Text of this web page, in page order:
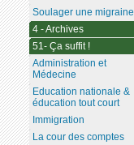
Soulager une migraine
4 - Archives
51- Ça suffit !
Administration et
Médecine
Education nationale &
éducation tout court
Immigration
La cour des comptes